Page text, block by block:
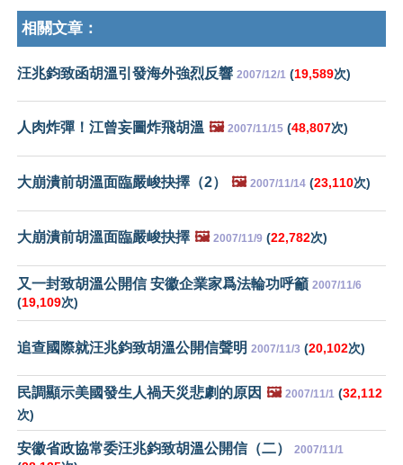
相關文章：
汪兆鈞致函胡溫引發海外強烈反響 2007/12/1 (19,589次)
人肉炸彈！江曾妄圖炸飛胡溫 🖼️ 2007/11/15 (48,807次)
大崩潰前胡溫面臨嚴峻抉擇（2） 🖼️ 2007/11/14 (23,110次)
大崩潰前胡溫面臨嚴峻抉擇 🖼️ 2007/11/9 (22,782次)
又一封致胡溫公開信 安徽企業家爲法輪功呼籲 2007/11/6
(19,109次)
追查國際就汪兆鈞致胡溫公開信聲明 2007/11/3 (20,102次)
民調顯示美國發生人禍天災悲劇的原因 🖼️ 2007/11/1 (32,112
次)
安徽省政協常委汪兆鈞致胡溫公開信（二） 2007/11/1